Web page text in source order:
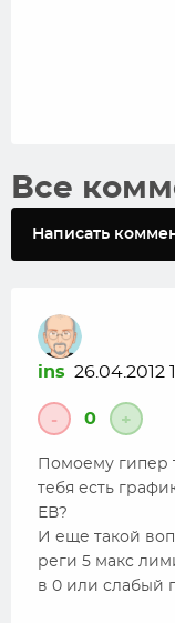
Все
Написать
ins 26.04.2012
- 0 +
Помоему гипер
тебя есть
ЕВ?
И еще такой
реги 5 макс
в 0 или слабый